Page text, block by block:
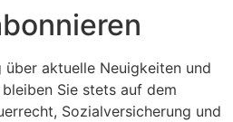
aktuelle Neuigkeiten und
Sie stets auf dem
Sozialversicherung und